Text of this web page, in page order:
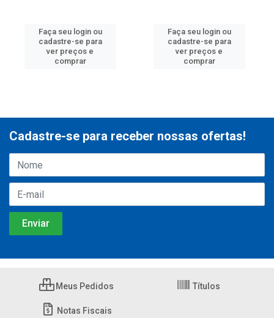
Faça seu login ou
cadastre-se para
ver preços e
comprar
Faça seu login ou
cadastre-se para
ver preços e
comprar
Cadastre-se para receber nossas ofertas!
Meus Pedidos Títulos
Notas Fiscais